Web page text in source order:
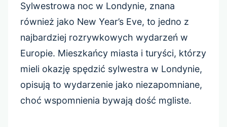
Sylwestrowa noc w Londynie, znana
również jako New Year’s Eve, to jedno z
najbardziej rozrywkowych wydarzeń w
Europie. Mieszkańcy miasta i turyści, którzy
mieli okazję spędzić sylwestra w Londynie,
opisują to wydarzenie jako niezapomniane,
choć wspomnienia bywają dość mgliste.